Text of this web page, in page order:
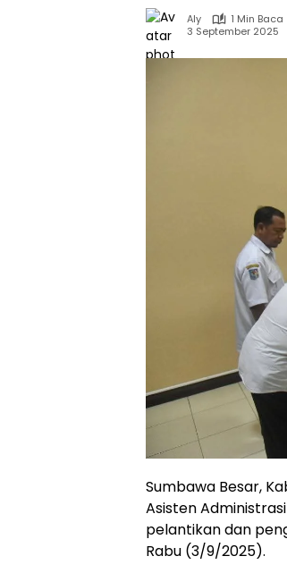
Aly
1 Min Baca
3 September 2025
Sumbawa Besar,
Asisten
pelantikan dan
Rabu (3/9/2025).